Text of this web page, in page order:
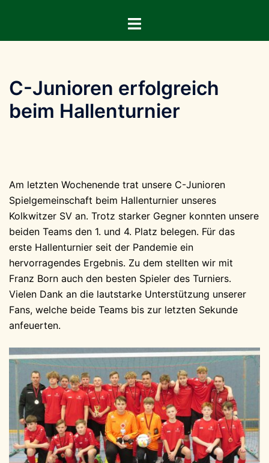
springen
Menü
C-Junioren erfolgreich
beim Hallenturnier
Am letzten Wochenende trat unsere C-Junioren
Spielgemeinschaft beim Hallenturnier unseres
Kolkwitzer SV an. Trotz starker Gegner konnten unsere
beiden Teams den 1. und 4. Platz belegen. Für das
erste Hallenturnier seit der Pandemie ein
hervorragendes Ergebnis. Zu dem stellten wir mit
Franz Born auch den besten Spieler des Turniers.
Vielen Dank an die lautstarke Unterstützung unserer
Fans, welche beide Teams bis zur letzten Sekunde
anfeuerten.